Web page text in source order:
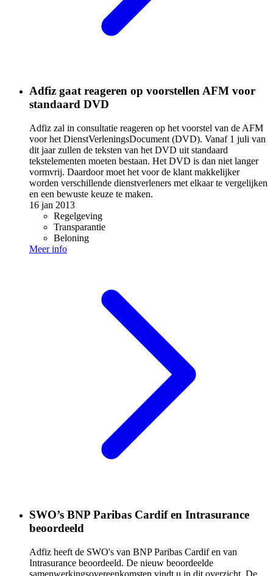
Adfiz gaat reageren op voorstellen AFM voor
standaard DVD
Adfiz zal in consultatie reageren op het voorstel van de AFM
voor het DienstVerleningsDocument (DVD). Vanaf 1 juli van
dit jaar zullen de teksten van het DVD uit standaard
tekstelementen moeten bestaan. Het DVD is dan niet langer
vormvrij. Daardoor moet het voor de klant makkelijker
worden verschillende dienstverleners met elkaar te vergelijken
en een bewuste keuze te maken.
16 jan 2013
Regelgeving
Transparantie
Beloning
Meer info
SWO’s BNP Paribas Cardif en Intrasurance
beoordeeld
Adfiz heeft de SWO's van BNP Paribas Cardif en van
Intrasurance beoordeeld. De nieuw beoordeelde
samenwerkingsovereenkomsten vindt u in dit overzicht. De